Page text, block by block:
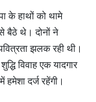
के हाथों को थामे
बैठे थे। दोनों ने
झलक रही थी।
विवाह एक यादगार
दर्ज रहेंगी।